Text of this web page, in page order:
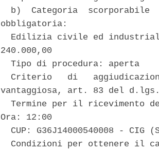
b)  Categoria  scorporabile
obbligatoria:
Edilizia civile ed
240.000,00
  Tipo di procedura: aperta
Criterio   di
vantaggiosa, art. 83 del
Termine per il ricevimento
Ora: 12:00
CUP: G36J14000540008 - CIG
Condizioni per ottenere il